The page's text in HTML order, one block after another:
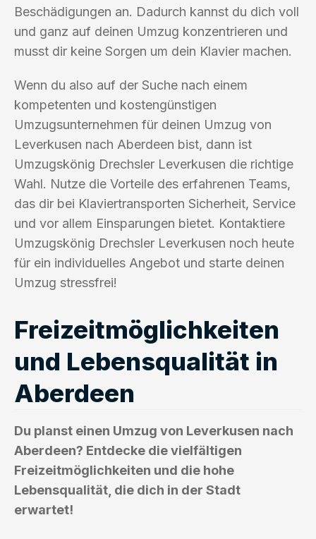
Beschädigungen an. Dadurch kannst du dich voll
und ganz auf deinen Umzug konzentrieren und
musst dir keine Sorgen um dein Klavier machen.
Wenn du also auf der Suche nach einem
kompetenten und kostengünstigen
Umzugsunternehmen für deinen Umzug von
Leverkusen nach Aberdeen bist, dann ist
Umzugskönig Drechsler Leverkusen die richtige
Wahl. Nutze die Vorteile des erfahrenen Teams,
das dir bei Klaviertransporten Sicherheit, Service
und vor allem Einsparungen bietet. Kontaktiere
Umzugskönig Drechsler Leverkusen noch heute
für ein individuelles Angebot und starte deinen
Umzug stressfrei!
Freizeitmöglichkeiten
und Lebensqualität in
Aberdeen
Du planst einen Umzug von Leverkusen nach
Aberdeen? Entdecke die vielfältigen
Freizeitmöglichkeiten und die hohe
Lebensqualität, die dich in der Stadt
erwartet!